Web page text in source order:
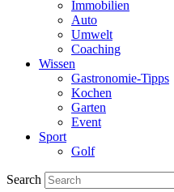
Immobilien
Auto
Umwelt
Coaching
Wissen
Gastronomie-Tipps
Kochen
Garten
Event
Sport
Golf
Search